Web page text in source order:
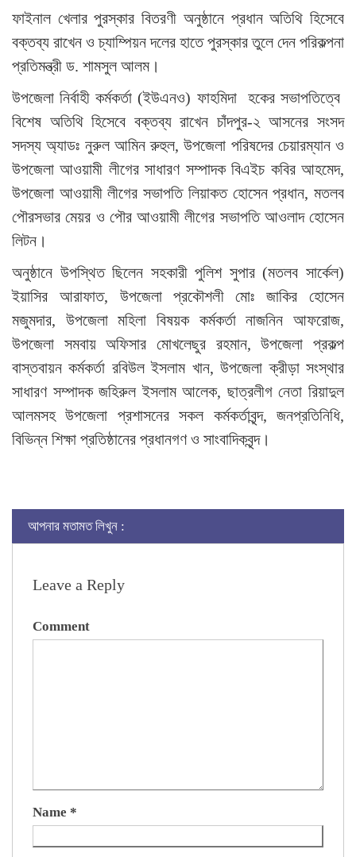
ফাইনাল খেলার পুরস্কার বিতরণী অনুষ্ঠানে প্রধান অতিথি হিসেবে
বক্তব্য রাখেন ও চ্যাম্পিয়ন দলের হাতে পুরস্কার তুলে দেন পরিকল্পনা
প্রতিমন্ত্রী ড. শামসুল আলম।
উপজেলা নির্বাহী কর্মকর্তা (ইউএনও) ফাহমিদা হকের সভাপতিত্বে
বিশেষ অতিথি হিসেবে বক্তব্য রাখেন চাঁদপুর-২ আসনের সংসদ
সদস্য অ্যাডঃ নুরুল আমিন রুহুল, উপজেলা পরিষদের চেয়ারম্যান ও
উপজেলা আওয়ামী লীগের সাধারণ সম্পাদক বিএইচ কবির আহমেদ,
উপজেলা আওয়ামী লীগের সভাপতি লিয়াকত হোসেন প্রধান, মতলব
পৌরসভার মেয়র ও পৌর আওয়ামী লীগের সভাপতি আওলাদ হোসেন
লিটন।
অনুষ্ঠানে উপস্থিত ছিলেন সহকারী পুলিশ সুপার (মতলব সার্কেল)
ইয়াসির আরাফাত, উপজেলা প্রকৌশলী মোঃ জাকির হোসেন
মজুমদার, উপজেলা মহিলা বিষয়ক কর্মকর্তা নাজনিন আফরোজ,
উপজেলা সমবায় অফিসার মোখলেছুর রহমান, উপজেলা প্রকল্প
বাস্তবায়ন কর্মকর্তা রবিউল ইসলাম খান, উপজেলা ক্রীড়া সংস্থার
সাধারণ সম্পাদক জহিরুল ইসলাম আলেক, ছাত্রলীগ নেতা রিয়াদুল
আলমসহ উপজেলা প্রশাসনের সকল কর্মকর্তাবৃন্দ, জনপ্রতিনিধি,
বিভিন্ন শিক্ষা প্রতিষ্ঠানের প্রধানগণ ও সাংবাদিকবৃন্দ।
আপনার মতামত লিখুন :
Leave a Reply
Comment
Name *